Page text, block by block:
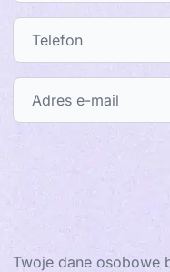
Twoje dane osobowe